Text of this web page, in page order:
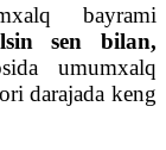
bayrami
sen bilan,
umumxalq
darajada keng